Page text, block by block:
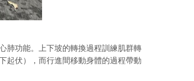
肺功能。上下坡的轉換過程訓練肌群轉
起伏），而行進間移動身體的過程帶動